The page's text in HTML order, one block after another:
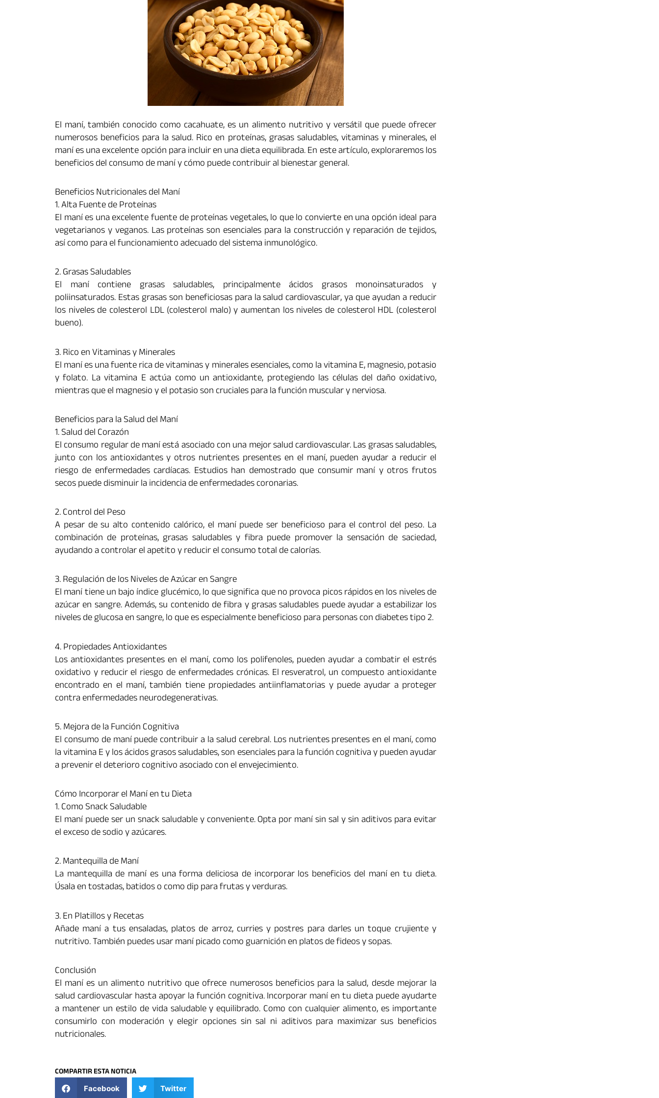
El maní, también conocido como cacahuate, es un alimento nutritivo y versátil que puede ofrecer
numerosos beneficios para la salud. Rico en proteínas, grasas saludables, vitaminas y minerales, el
maní es una excelente opción para incluir en una dieta equilibrada. En este artículo, exploraremos los
beneficios del consumo de maní y cómo puede contribuir al bienestar general.
Beneficios Nutricionales del Maní
1. Alta Fuente de Proteínas
El maní es una excelente fuente de proteínas vegetales, lo que lo convierte en una opción ideal para
vegetarianos y veganos. Las proteínas son esenciales para la construcción y reparación de tejidos,
así como para el funcionamiento adecuado del sistema inmunológico.
2. Grasas Saludables
El maní contiene grasas saludables, principalmente ácidos grasos monoinsaturados y
poliinsaturados. Estas grasas son beneficiosas para la salud cardiovascular, ya que ayudan a reducir
los niveles de colesterol LDL (colesterol malo) y aumentan los niveles de colesterol HDL (colesterol
bueno).
3. Rico en Vitaminas y Minerales
El maní es una fuente rica de vitaminas y minerales esenciales, como la vitamina E, magnesio, potasio
y folato. La vitamina E actúa como un antioxidante, protegiendo las células del daño oxidativo,
mientras que el magnesio y el potasio son cruciales para la función muscular y nerviosa.
Beneficios para la Salud del Maní
1. Salud del Corazón
El consumo regular de maní está asociado con una mejor salud cardiovascular. Las grasas saludables,
junto con los antioxidantes y otros nutrientes presentes en el maní, pueden ayudar a reducir el
riesgo de enfermedades cardíacas. Estudios han demostrado que consumir maní y otros frutos
secos puede disminuir la incidencia de enfermedades coronarias.
2. Control del Peso
A pesar de su alto contenido calórico, el maní puede ser beneficioso para el control del peso. La
combinación de proteínas, grasas saludables y fibra puede promover la sensación de saciedad,
ayudando a controlar el apetito y reducir el consumo total de calorías.
3. Regulación de los Niveles de Azúcar en Sangre
El maní tiene un bajo índice glucémico, lo que significa que no provoca picos rápidos en los niveles de
azúcar en sangre. Además, su contenido de fibra y grasas saludables puede ayudar a estabilizar los
niveles de glucosa en sangre, lo que es especialmente beneficioso para personas con diabetes tipo 2.
4. Propiedades Antioxidantes
Los antioxidantes presentes en el maní, como los polifenoles, pueden ayudar a combatir el estrés
oxidativo y reducir el riesgo de enfermedades crónicas. El resveratrol, un compuesto antioxidante
encontrado en el maní, también tiene propiedades antiinflamatorias y puede ayudar a proteger
contra enfermedades neurodegenerativas.
5. Mejora de la Función Cognitiva
El consumo de maní puede contribuir a la salud cerebral. Los nutrientes presentes en el maní, como
la vitamina E y los ácidos grasos saludables, son esenciales para la función cognitiva y pueden ayudar
a prevenir el deterioro cognitivo asociado con el envejecimiento.
Cómo Incorporar el Maní en tu Dieta
1. Como Snack Saludable
El maní puede ser un snack saludable y conveniente. Opta por maní sin sal y sin aditivos para evitar
el exceso de sodio y azúcares.
2. Mantequilla de Maní
La mantequilla de maní es una forma deliciosa de incorporar los beneficios del maní en tu dieta.
Úsala en tostadas, batidos o como dip para frutas y verduras.
3. En Platillos y Recetas
Añade maní a tus ensaladas, platos de arroz, curries y postres para darles un toque crujiente y
nutritivo. También puedes usar maní picado como guarnición en platos de fideos y sopas.
Conclusión
El maní es un alimento nutritivo que ofrece numerosos beneficios para la salud, desde mejorar la
salud cardiovascular hasta apoyar la función cognitiva. Incorporar maní en tu dieta puede ayudarte
a mantener un estilo de vida saludable y equilibrado. Como con cualquier alimento, es importante
consumirlo con moderación y elegir opciones sin sal ni aditivos para maximizar sus beneficios
nutricionales.
COMPARTIR ESTA NOTICIA
Facebook Twitter